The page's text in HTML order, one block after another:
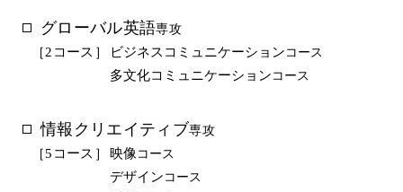
グローバル英語専攻
［2コース］ ビジネスコミュニケーション コース
多文化コミュニケーション コース
情報クリエイティブ専攻
［5コース］ 映像 コース
デザイン コース